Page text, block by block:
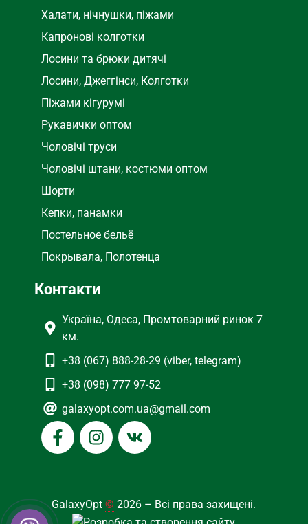
Халати, нічнушки, піжами
Капронові колготки
Лосини та брюки дитячі
Лосини, Джеггінси, Колготки
Піжами кігурумі
Рукавички оптом
Чоловічі труси
Чоловічі штани, костюми оптом
Шорти
Кепки, панамки
Постельное бельё
Покрывала, Полотенца
Контакти
Україна, Одеса, Промтоварний ринок 7
км.
+38 (067) 888-28-29 (viber, telegram)
+38 (098) 777 97-52
galaxyopt.com.ua@gmail.com
GalaxyOpt© 2026 – Всі права захищені.